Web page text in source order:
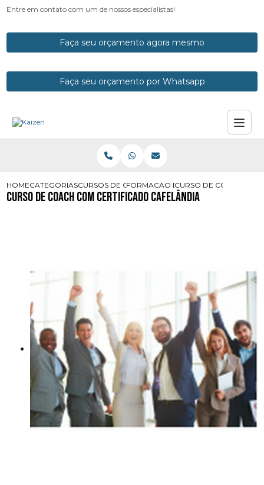
Entre em contato com um de nossos especialistas!
Faça seu orçamento agora mesmo
Faça seu orçamento por Whatsapp
HOMECATEGORIASCURSOS DE COACHFORMACAO EM COACH COM
CURSO DE COACH
Curso de Coach com Certificado Cafelândia